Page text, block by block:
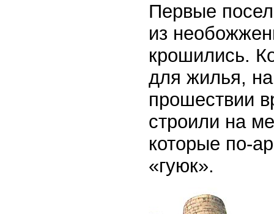
Первые
из
крошились.
для жилья,
прошествии
строили на
которые по-
«гуюк».